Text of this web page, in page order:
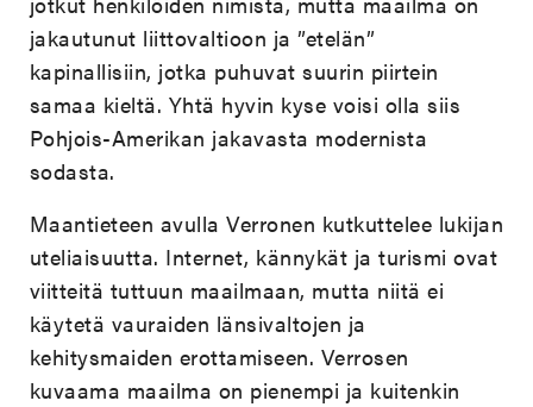
jakautunut liittovaltioon ja ”etelän”
kapinallisiin, jotka puhuvat suurin piirtein
samaa kieltä. Yhtä hyvin kyse voisi olla siis
Pohjois-Amerikan jakavasta modernista
sodasta.
Maantieteen avulla Verronen kutkuttelee lukijan
uteliaisuutta. Internet, kännykät ja turismi ovat
viitteitä tuttuun maailmaan, mutta niitä ei
käytetä vauraiden länsivaltojen ja
kehitysmaiden erottamiseen. Verrosen
kuvaama maailma on pienempi ja kuitenkin